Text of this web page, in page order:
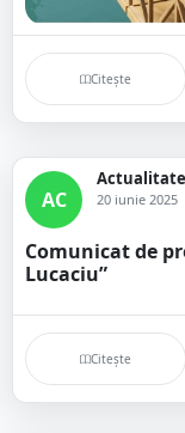
Citește
AC
Actualitate
20 iunie 2025
Comunicat de
Lucaciu”
Citește